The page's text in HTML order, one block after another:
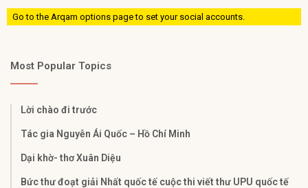
Go to the Arqam options page to set your social accounts.
Most Popular Topics
Lời chào đi trước
Tác gia Nguyễn Ái Quốc – Hồ Chí Minh
Dại khờ- thơ Xuân Diệu
Bức thư đoạt giải Nhất quốc tế cuộc thi viết thư UPU quốc tế